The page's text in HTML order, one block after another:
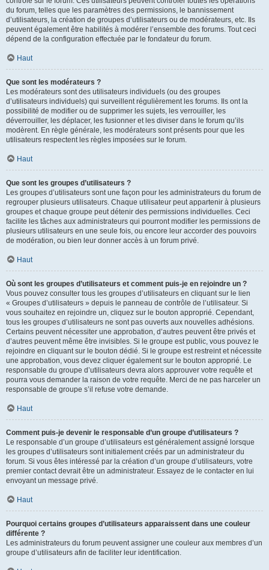
du forum, telles que les paramètres des permissions, le bannissement
d’utilisateurs, la création de groupes d’utilisateurs ou de modérateurs, etc. Ils
peuvent également être habilités à modérer l’ensemble des forums. Tout ceci
dépend de la configuration effectuée par le fondateur du forum.
Haut
Que sont les modérateurs ?
Les modérateurs sont des utilisateurs individuels (ou des groupes
d’utilisateurs individuels) qui surveillent régulièrement les forums. Ils ont la
possibilité de modifier ou de supprimer les sujets, les verrouiller, les
déverrouiller, les déplacer, les fusionner et les diviser dans le forum qu’ils
modèrent. En règle générale, les modérateurs sont présents pour que les
utilisateurs respectent les règles imposées sur le forum.
Haut
Que sont les groupes d’utilisateurs ?
Les groupes d’utilisateurs sont une façon pour les administrateurs du forum de
regrouper plusieurs utilisateurs. Chaque utilisateur peut appartenir à plusieurs
groupes et chaque groupe peut détenir des permissions individuelles. Ceci
facilite les tâches aux administrateurs qui pourront modifier les permissions de
plusieurs utilisateurs en une seule fois, ou encore leur accorder des pouvoirs
de modération, ou bien leur donner accès à un forum privé.
Haut
Où sont les groupes d’utilisateurs et comment puis-je en rejoindre un ?
Vous pouvez consulter tous les groupes d’utilisateurs en cliquant sur le lien
« Groupes d’utilisateurs » depuis le panneau de contrôle de l’utilisateur. Si
vous souhaitez en rejoindre un, cliquez sur le bouton approprié. Cependant,
tous les groupes d’utilisateurs ne sont pas ouverts aux nouvelles adhésions.
Certains peuvent nécessiter une approbation, d’autres peuvent être privés et
d’autres peuvent même être invisibles. Si le groupe est public, vous pouvez le
rejoindre en cliquant sur le bouton dédié. Si le groupe est restreint et nécessite
une approbation, vous devez cliquer également sur le bouton approprié. Le
responsable du groupe d’utilisateurs devra alors approuver votre requête et
pourra vous demander la raison de votre requête. Merci de ne pas harceler un
responsable de groupe s’il refuse votre demande.
Haut
Comment puis-je devenir le responsable d’un groupe d’utilisateurs ?
Le responsable d’un groupe d’utilisateurs est généralement assigné lorsque
les groupes d’utilisateurs sont initialement créés par un administrateur du
forum. Si vous êtes intéressé par la création d’un groupe d’utilisateurs, votre
premier contact devrait être un administrateur. Essayez de le contacter en lui
envoyant un message privé.
Haut
Pourquoi certains groupes d’utilisateurs apparaissent dans une couleur
différente ?
Les administrateurs du forum peuvent assigner une couleur aux membres d’un
groupe d’utilisateurs afin de faciliter leur identification.